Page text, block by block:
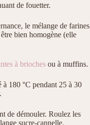
de fouetter.
le mélange de farines
bien homogène (elle
à brioches ou à muffins.
180 °C pendant 25 à 30
de démouler. Roulez les
sucre-cannelle.